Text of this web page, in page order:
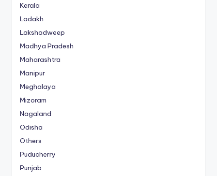
Kerala
Ladakh
Lakshadweep
Madhya Pradesh
Maharashtra
Manipur
Meghalaya
Mizoram
Nagaland
Odisha
Others
Puducherry
Punjab